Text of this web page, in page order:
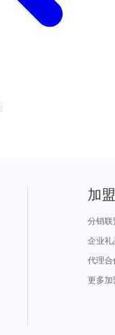
加
分销联
企业礼
代理合
更多加